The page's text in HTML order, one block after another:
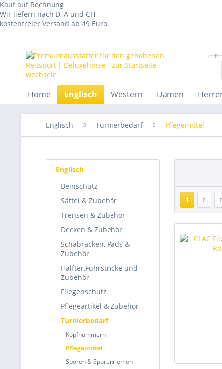
Kauf auf Rechnung
Wir liefern nach D, A und CH
kostenfreier Versand ab 49 Euro
Home Englisch Western Damen
Englisch Turnierbedarf Pflegemittel
Englisch
Beinschutz
Sättel & Zubehör
Trensen & Zubehör
Decken & Zubehör
Schabracken, Pads &
Zubehör
Halfter,Führstricke und
Zubehör
Fliegenschutz
Pflegeartikel & Zubehör
Turnierbedarf
Kopfnummern
Pflegemittel
Sporen & Sporenriemen
1